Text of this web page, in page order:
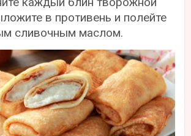
в противень и полейте
сливочным маслом.